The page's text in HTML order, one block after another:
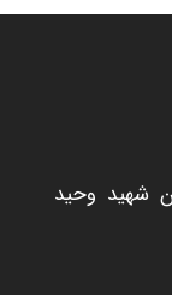
شهید وحید